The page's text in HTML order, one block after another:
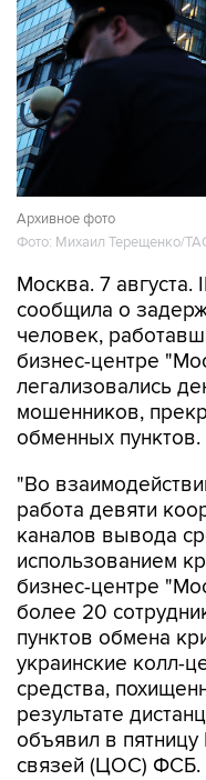
Архивное фото
Фото: Михаил Терещенко/
Москва. 7 августа.
сообщила о
человек,
бизнес-центре
легализовались
мошенников,
обменных пунктов.
"Во
работа девяти
каналов вывода
использованием
бизнес-центре
более 20
пунктов обмена
украинские колл-
средства,
результате
объявил в
связей (ЦОС) ФСБ.